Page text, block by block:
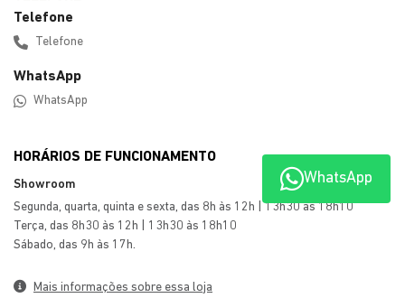
ENTRAR EM CONTATO
WhatsApp